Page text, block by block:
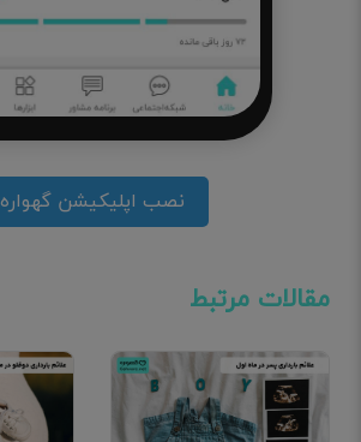
نصب اپلیکیشن گهواره
مقالات مرتبط